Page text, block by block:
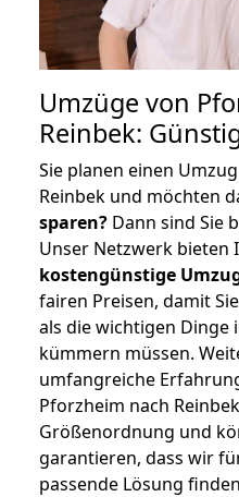
Umzüge von
Reinbek:
Sie planen einen
Reinbek und möchten
sparen? Dann sind Sie
Unser Netzwerk bieten
kostengünstige
fairen Preisen, damit
als die wichtigen Dinge
kümmern müssen.
umfangreiche
Pforzheim nach
Größenordnung und
garantieren, dass wir
passende Lösung